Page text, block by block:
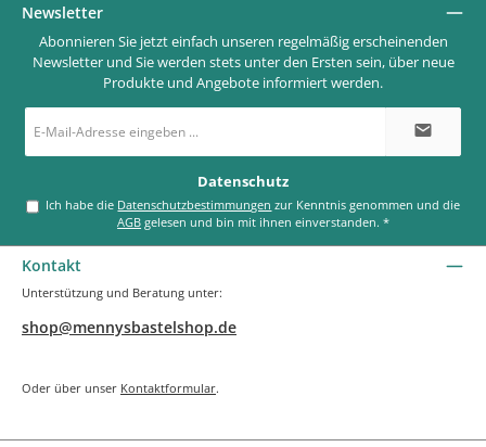
Newsletter
Abonnieren Sie jetzt einfach unseren regelmäßig erscheinenden
Newsletter und Sie werden stets unter den Ersten sein, über neue
Produkte und Angebote informiert werden.
E-
Mail-
*
Datenschutz
Ich habe die Datenschutzbestimmungen
AGB gelesen und bin mit ihnen einverstanden.*
Kontakt
Unterstützung und Beratung unter:
shop@mennysbastelshop.de
Oder über unser Kontaktformular.